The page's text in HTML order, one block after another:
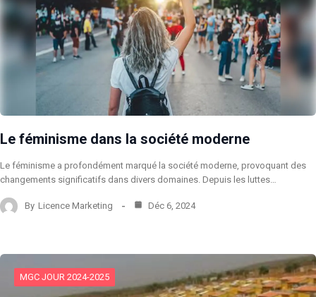
Le féminisme dans la société moderne
Le féminisme a profondément marqué la société moderne, provoquant des
changements significatifs dans divers domaines. Depuis les luttes…
By Licence Marketing Déc 6, 2024
MGC JOUR 2024-2025